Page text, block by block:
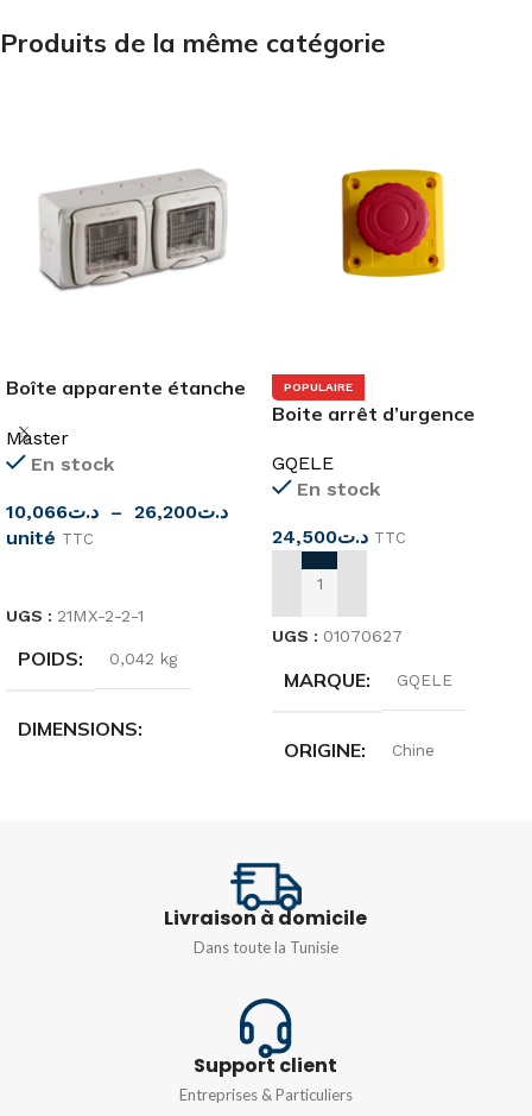
Produits de la même catégorie
Boîte apparente étanche
Master
En stock
د.ت10,066 – د.ت26,200
unité TTC
UGS : 21MX-2-2-1
POIDS 0,042 kg
DIMENSIONS
Techno-polymère injecté
POPULAIRE
Boite arrêt d’urgence
GQELE
En stock
د.ت24,500 TTC
AJOUTER AU PANIER
UGS : 01070627
MARQUE GQELE
ORIGINE Chine
Livraison à domicile
Dans toute la Tunisie
Support client
Entreprises & Particuliers